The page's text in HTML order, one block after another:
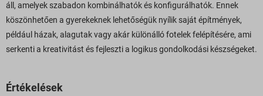
áll, amelyek szabadon kombinálhatók és konfigurálhatók. Ennek
köszönhetően a gyerekeknek lehetőségük nyílik saját építmények,
például házak, alagutak vagy akár különálló fotelek felépítésére, ami
serkenti a kreativitást és fejleszti a logikus gondolkodási készségeket.
Értékelések